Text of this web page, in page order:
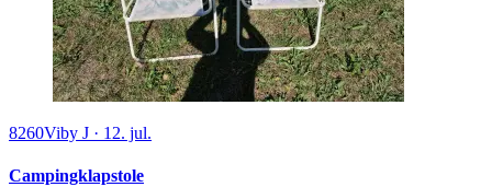
8260Viby J · 12. jul.
Campingklapstole